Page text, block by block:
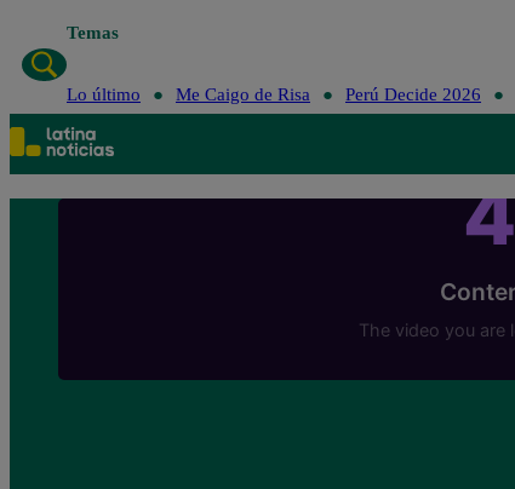
Temas
Lo último Me Caigo de Risa Perú Decide 2026